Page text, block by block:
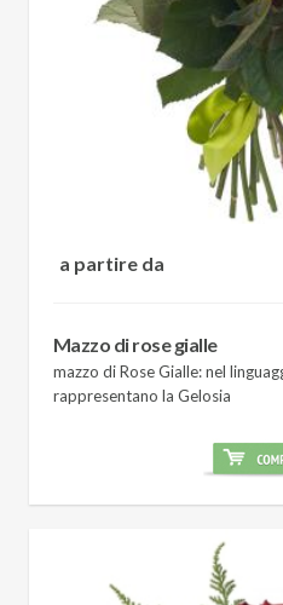
a partire da
Mazzo di rose gialle
mazzo di Rose Gialle: nel
rappresentano la Gelosia